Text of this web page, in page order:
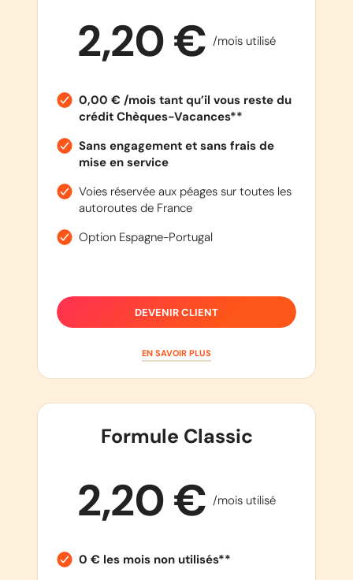
2,20 € /mois utilisé
0,00 € /mois tant qu’il vous reste du
crédit Chèques-Vacances**
Sans engagement et sans frais de
mise en service
Voies réservée aux péages sur toutes les
autoroutes de France
Option Espagne-Portugal
DEVENIR CLIENT
EN SAVOIR PLUS
Formule Classic
2,20 € /mois utilisé
0 € les mois non utilisés**